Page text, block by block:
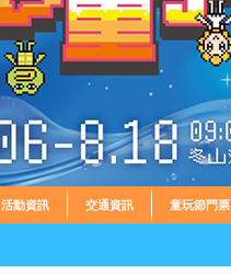
活動資訊 交通資訊 童玩節門票